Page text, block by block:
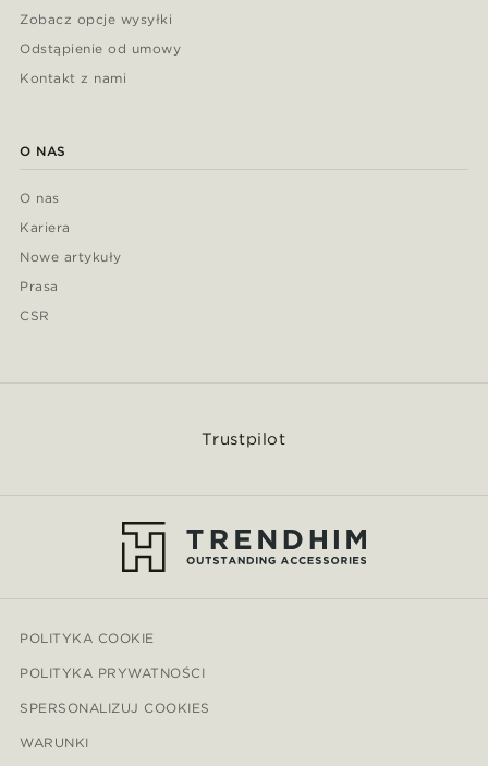
Zobacz opcje wysyłki
Odstąpienie od umowy
Kontakt z nami
O NAS
O nas
Kariera
Nowe artykuły
Prasa
CSR
Trustpilot
POLITYKA COOKIE
POLITYKA PRYWATNOŚCI
SPERSONALIZUJ COOKIES
WARUNKI